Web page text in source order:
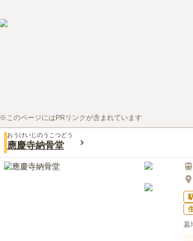
※このページにはPRリンクが含まれています
おうけいじのうこつどう
應慶寺納骨堂
墓